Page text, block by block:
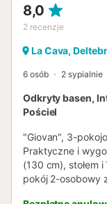
8,0
2 recenzje
La Cava,
6 osób 2 sypialnie
Odkryty basen,
Pościel
"Giovan", 3-
Praktyczne i
(130 cm), stołem
pokój 2-osobowy